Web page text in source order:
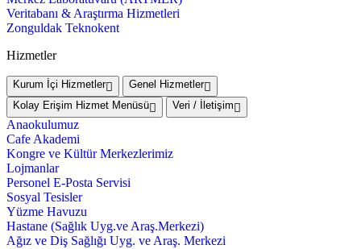
Veritabanı & Araştırma Hizmetleri
Zonguldak Teknokent
Hizmetler
Kurum İçi Hizmetler
Genel Hizmetler
Kolay Erişim Hizmet Menüsü
Veri / İletişim
Anaokulumuz
Cafe Akademi
Kongre ve Kültür Merkezlerimiz
Lojmanlar
Personel E-Posta Servisi
Sosyal Tesisler
Yüzme Havuzu
Hastane (Sağlık Uyg.ve Araş.Merkezi)
Ağız ve Diş Sağlığı Uyg. ve Araş. Merkezi